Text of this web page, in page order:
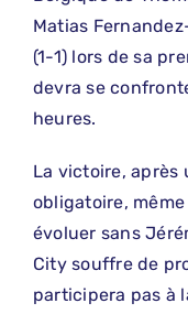
Matias
(1-1) lors de sa
devra se
heures.
La victoire, après
obligatoire,
évoluer sans
City souffre de
participera pas à